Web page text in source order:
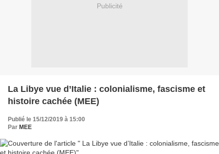
Publicité
La Libye vue d’Italie : colonialisme, fascisme et
histoire cachée (MEE)
Publié le 15/12/2019 à 15:00
Par MEE